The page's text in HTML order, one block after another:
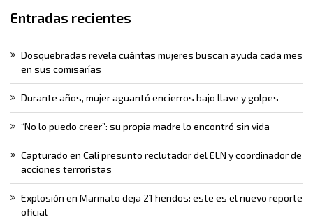
Entradas recientes
Dosquebradas revela cuántas mujeres buscan ayuda cada mes
en sus comisarías
Durante años, mujer aguantó encierros bajo llave y golpes
“No lo puedo creer”: su propia madre lo encontró sin vida
Capturado en Cali presunto reclutador del ELN y coordinador de
acciones terroristas
Explosión en Marmato deja 21 heridos: este es el nuevo reporte
oficial